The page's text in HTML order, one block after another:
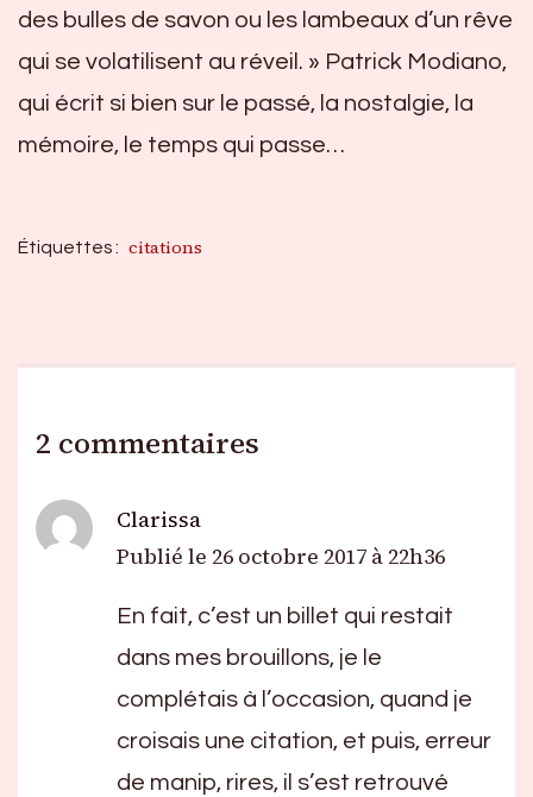
des bulles de savon ou les lambeaux d’un rêve
qui se volatilisent au réveil. » Patrick Modiano,
qui écrit si bien sur le passé, la nostalgie, la
mémoire, le temps qui passe…
Étiquettes : citations
2 commentaires
Clarissa
Publié le 26 octobre 2017 à 22h36
En fait, c’est un billet qui restait
dans mes brouillons, je le
complétais à l’occasion, quand je
croisais une citation, et puis, erreur
de manip, rires, il s’est retrouvé